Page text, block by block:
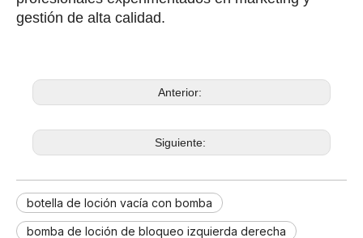
gestión de alta calidad.
Anterior:
Siguiente:
botella de loción vacía con bomba
bomba de loción de bloqueo izquierda derecha